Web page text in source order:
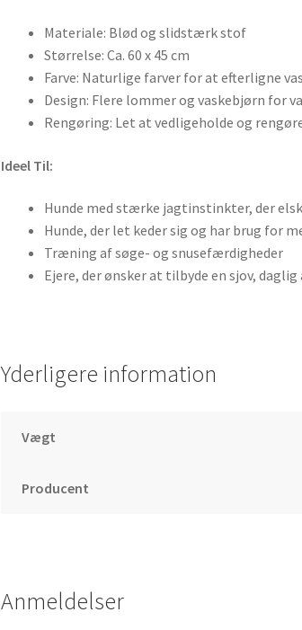
Materiale: Blød og slidstærk stof
Størrelse: Ca. 60 x 45 cm
Farve: Naturlige farver for at efterligne
Design: Flere lommer og vaskebjørn for
Rengøring: Let at vedligeholde og
Ideel Til:
Hunde med stærke jagtinstinkter, der
Hunde, der let keder sig og har brug for
Træning af søge- og snusefærdigheder
Ejere, der ønsker at tilbyde en sjov,
Yderligere information
Vægt
Producent
Anmeldelser